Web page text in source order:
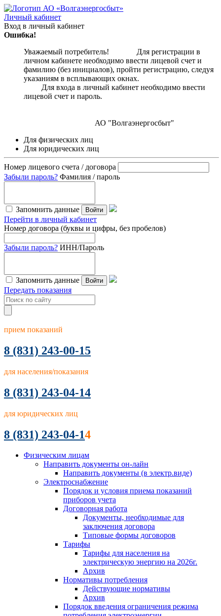
Личный кабинет
Вход в личный кабинет
Ошибка!
Уважаемый потребитель! Для регистрации в
личном кабинете необходимо ввести лицевой счет и
фамилию (без инициалов), пройти регистрацию, следуя
указаниям в всплывающих окнах.
Для входа в личный кабинет необходимо ввести
лицевой счет и пароль.
АО "Волгаэнергосбыт"
Для физических лиц
Для юридических лиц
Номер лицевого счета / договора
Забыли пароль? Фамилия / пароль
Запомнить данные Войти
Перейти в личный кабинет
Номер договора (буквы и цифры, без пробелов)
Забыли пароль? ИНН/Пароль
Запомнить данные Войти
Передать показания
прием показаний
8 (831) 243-00-15
для населения/показания
8 (831) 243-04-14
для юридических лиц
8 (831) 243-04-14
Физическим лицам
Направить документы он-лайн
Направить документы (в электр.виде)
Электроснабжение
Порядок и условия приема показаний
приборов учета
Договорная работа
Документы, необходимые для
заключения договора
Типовые формы договоров
Тарифы
Тарифы для населения на
электрическую энергию на 2026г.
Архив
Нормативы потребления
Действующие нормативы
Архив
Порядок введения ограничения режима